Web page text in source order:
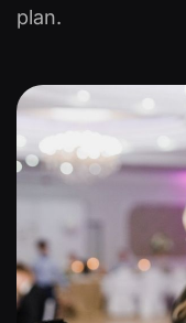
plan.